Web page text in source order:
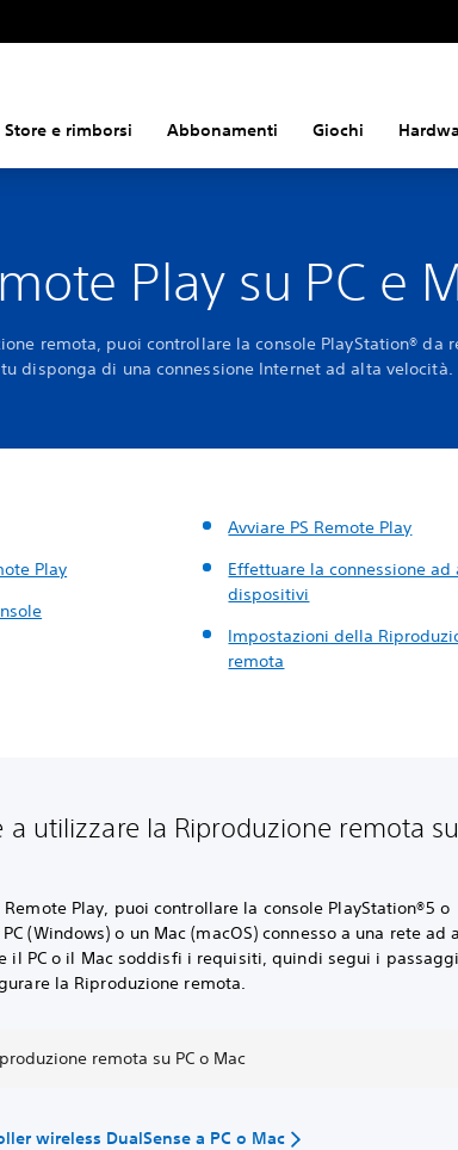
Store e rimborsi Abbonamenti Giochi
Play su PC e
remota, puoi controllare la console PlayStation® da
disponga di una connessione Internet ad alta velocità.
Play
Avviare PS Remote Play
Effettuare la connessione ad
dispositivi
Impostazioni della
remota
a utilizzare la Riproduzione remota
Play, puoi controllare la console PlayStation®5 o
(Windows) o un Mac (macOS) connesso a una rete ad
il PC o il Mac soddisfi i requisiti, quindi segui i
la Riproduzione remota.
remota su PC o Mac
wireless DualSense a PC o Mac